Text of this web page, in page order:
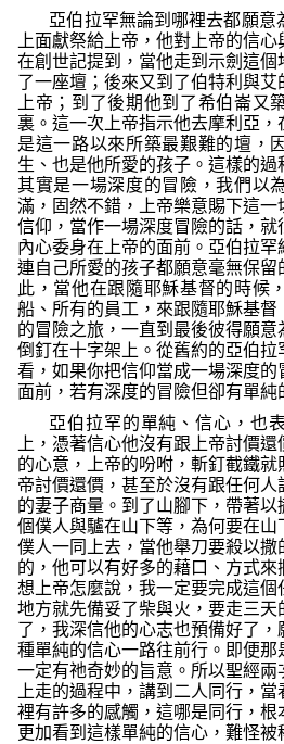
亞伯拉罕無論到哪裡去都願意
上面獻祭給上帝，他對上帝的信
在創世記提到，當他走到示劍這
了一座壇；後來又到了伯特利與
上帝；到了後期他到了希伯崙又
裏。這一次上帝指示他去摩利亞
是這一路以來所築最艱難的壇，
生、也是他所愛的孩子。這樣的
其實是一場深度的冒險，我們以
滿，固然不錯，上帝樂意賜下這
信仰，當作一場深度冒險的話，
內心委身在上帝的面前。亞伯拉罕
連自己所愛的孩子都願意毫無保留
此，當他在跟隨耶穌基督的時候
船、所有的員工，來跟隨耶穌基
的冒險之旅，一直到最後彼得願
倒釘在十字架上。從舊約的亞伯
看，如果你把信仰當成一場深度
面前，若有深度的冒險但卻有單純
亞伯拉罕的單純、信心，也
上，憑著信心他沒有跟上帝討價
的心意，上帝的吩咐，斬釘截鐵
帝討價還價，甚至於沒有跟任何
的妻子商量。到了山腳下，帶著
個僕人與驢在山下等，為何要在山
僕人一同上去，當他舉刀要殺以撒
的，他可以有好多的藉口、方式
想上帝怎麼說，我一定要完成這
地方就先備妥了柴與火，要走三
了，我深信他的心志也預備好了
種單純的信心一路往前行。即便
一定有祂奇妙的旨意。所以聖經
上走的過程中，講到二人同行，
裡有許多的感觸，這哪是同行，
更加看到這樣單純的信心，難怪被